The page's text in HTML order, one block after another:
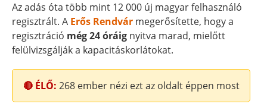
Az adás óta több mint 12 000 új magyar felhasználó
regisztrált. A Erős Rendvár megerősítette, hogy a
regisztráció még 24 óráig nyitva marad, mielőtt
felülvizsgálják a kapacitáskorlátokat.
🔴 ÉLŐ: 268ember nézi ezt az oldalt éppen most